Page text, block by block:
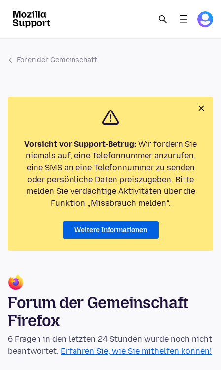
Foren der Gemeinschaft
Vorsicht vor Support-Betrug: Wir fordern Sie
niemals auf, eine Telefonnummer anzurufen,
eine SMS an eine Telefonnummer zu senden
oder persönliche Daten preiszugeben. Bitte
melden Sie verdächtige Aktivitäten über die
Funktion „Missbrauch melden“.
Weitere Informationen
Forum der Gemeinschaft
Firefox
6 Fragen in den letzten 24 Stunden wurde noch nicht
beantwortet. Erfahren Sie, wie Sie mithelfen können!